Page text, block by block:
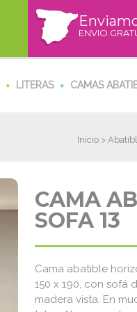
ENVIO
LITERAS CAMAS
Inicio >
CAMA
SOFA 13
Cama abatible
150 x 190, con
madera vista. En